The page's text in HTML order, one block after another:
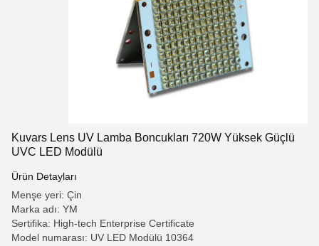
Kuvars Lens UV Lamba Boncukları 720W Yüksek Güçlü
UVC LED Modülü
Ürün Detayları
Menşe yeri: Çin
Marka adı: YM
Sertifika: High-tech Enterprise Certificate
Model numarası: UV LED Modülü 10364